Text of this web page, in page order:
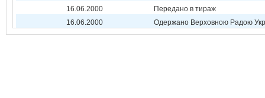
16.06.2000
Передано в тираж
16.06.2000
Одержано Верховною Радою